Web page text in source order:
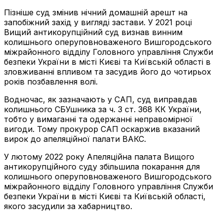
Пізніше суд змінив нічний домашній арешт на
запобіжний захід у вигляді застави. У 2021 році
Вищий антикорупційний суд визнав винним
колишнього оперуповноваженого Вишгородського
міжрайонного відділу Головного управління Служби
безпеки України в місті Києві та Київській області в
зловживанні впливом та засудив його до чотирьох
років позбавлення волі.
Водночас, як зазначають у САП, суд виправдав
колишнього СБУшника за ч. 3 ст. 368 КК України,
тобто у вимаганні та одержанні неправомірної
вигоди. Тому прокурор САП оскаржив вказаний
вирок до апеляційної палати ВАКС.
У лютому 2022 року Апеляційна палата Вищого
антикорупційного суду збільшила покарання для
колишнього оперуповноваженого Вишгородського
міжрайонного відділу Головного управління Служби
безпеки України в місті Києві та Київській області,
якого засудили за хабарництво.